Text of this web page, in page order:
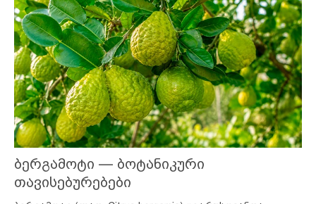
ბერგამოტი — ბოტანიკური
თავისებურებები